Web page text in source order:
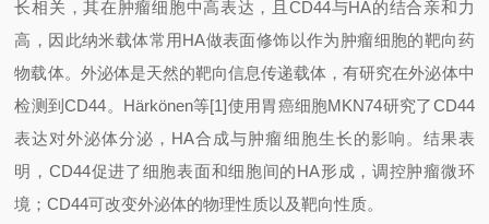
长相关，其在肿瘤细胞中高表达，且CD44与HA的结合亲和力
高，因此纳米载体常用HA做表面修饰以作为肿瘤细胞的靶向药
物载体。外泌体是天然的靶向信息传递载体，有研究在外泌体中
检测到CD44。Härkönen等[1]使用胃癌细胞MKN74研究了CD44
表达对外泌体分泌，HA合成与肿瘤细胞生长的影响。结果表
明，CD44促进了细胞表面和细胞间的HA形成，调控肿瘤微环
境；CD44可改变外泌体的物理性质以及靶向性质。